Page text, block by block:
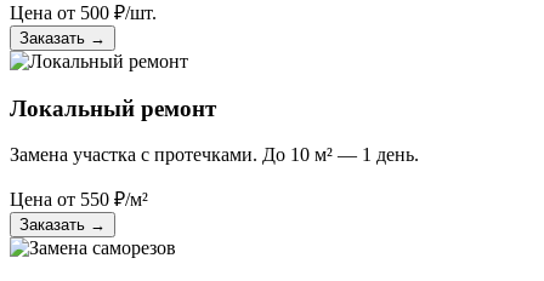
Цена от 500 ₽/шт.
Заказать →
Локальный ремонт
Замена участка с протечками. До 10 м² — 1 день.
Цена от 550 ₽/м²
Заказать →